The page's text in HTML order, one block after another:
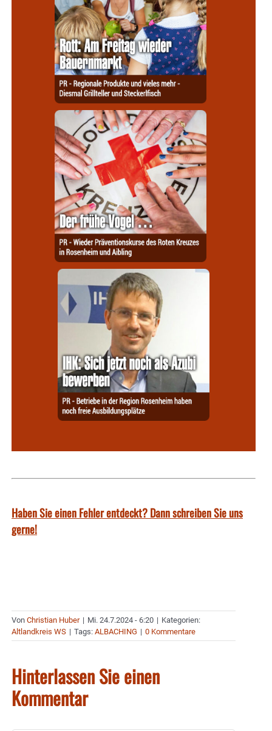
Haben Sie einen Fehler entdeckt? Dann schreiben Sie uns
gerne!
Von Christian Huber | Mi. 24.7.2024 - 6:20 | Kategorien:
Altlandkreis WS | Tags: ALBACHING | 0 Kommentare
Hinterlassen Sie einen
Kommentar